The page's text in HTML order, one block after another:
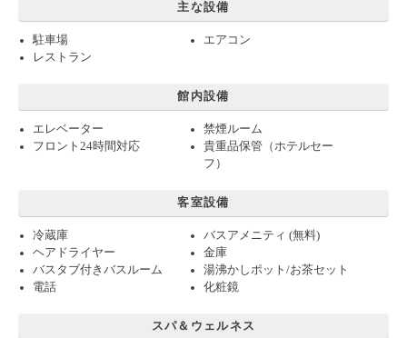
主な設備
駐車場
エアコン
レストラン
館内設備
エレベーター
禁煙ルーム
フロント24時間対応
貴重品保管（ホテルセー
フ）
客室設備
冷蔵庫
バスアメニティ (無料)
ヘアドライヤー
金庫
バスタブ付きバスルーム
湯沸かしポット/お茶セット
電話
化粧鏡
スパ＆ウェルネス